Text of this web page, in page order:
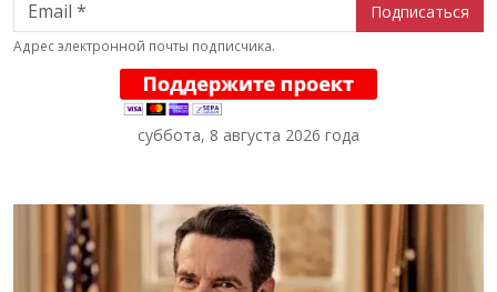
Адрес электронной почты подписчика.
суббота, 8 августа 2026 года